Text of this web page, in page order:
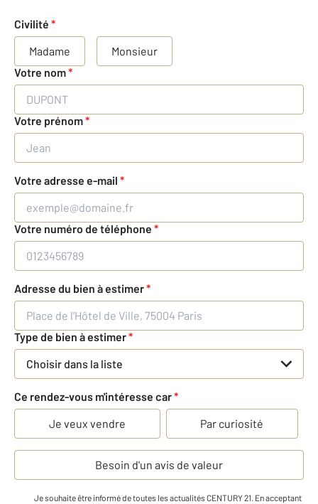
Civilité *
Madame
Monsieur
Votre nom*
Votre prénom*
Votre adresse e-mail *
Votre numéro de téléphone *
Adresse du bien à estimer*
Type de bien à estimer*
Choisir dans la liste
Ce rendez-vous m'intéresse car*
Je veux vendre
Par curiosité
Besoin d'un avis de valeur
Je souhaite être informé de toutes les actualités CENTURY 21. En acceptant